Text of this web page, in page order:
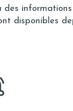
informations
disponibles